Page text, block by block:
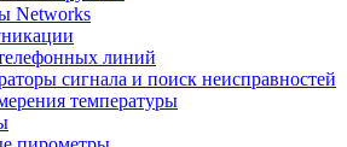
Networks
линий
сигнала и поиск неисправностей
температуры